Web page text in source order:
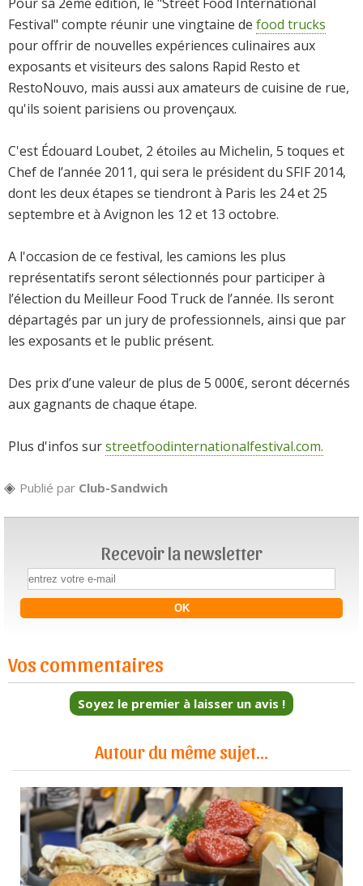
Festival" compte réunir une vingtaine de food trucks
pour offrir de nouvelles expériences culinaires aux
exposants et visiteurs des salons Rapid Resto et
RestoNouvo, mais aussi aux amateurs de cuisine de rue,
qu'ils soient parisiens ou provençaux.
C'est Édouard Loubet, 2 étoiles au Michelin, 5 toques et
Chef de l’année 2011, qui sera le président du SFIF 2014,
dont les deux étapes se tiendront à Paris les 24 et 25
septembre et à Avignon les 12 et 13 octobre.
A l'occasion de ce festival, les camions les plus
représentatifs seront sélectionnés pour participer à
l’élection du Meilleur Food Truck de l’année. Ils seront
départagés par un jury de professionnels, ainsi que par
les exposants et le public présent.
Des prix d’une valeur de plus de 5 000€, seront décernés
aux gagnants de chaque étape.
Plus d'infos surstreetfoodinternationalfestival.com.
Publié par Club-Sandwich
Recevoir la newsletter
Vos commentaires
Soyez le premier à laisser un avis !
Autour du même sujet...